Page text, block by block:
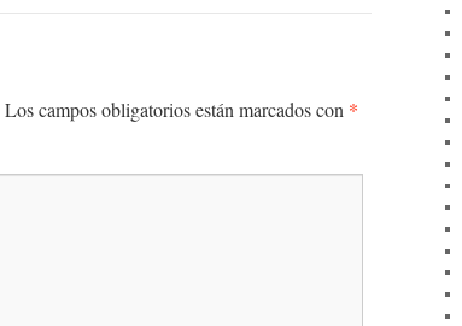
Los campos obligatorios están marcados con *